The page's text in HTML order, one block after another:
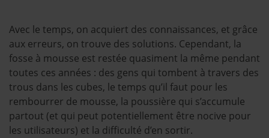
Avec le temps, on acquiert des connaissances, et grâce
aux erreurs, on trouve des solutions. Cependant, la
fosse à mousse est restée quasiment la même pendant
toutes ces années : des gens qui tombent à travers des
trous dans les cubes, le temps qu’il faut pour les
rembourrer de mousse, la poussière qui s’accumule
partout (et qui peut potentiellement être nocive pour
les utilisateurs) et la difficulté d’en sortir.